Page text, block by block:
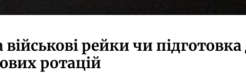
військові рейки чи
ротацій